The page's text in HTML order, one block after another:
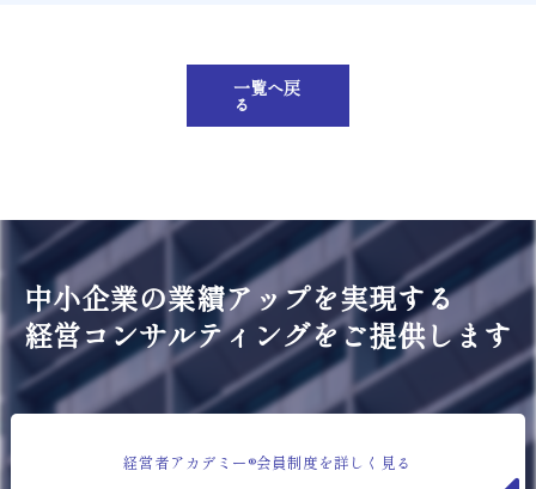
一覧へ戻
る
中小企業の業績アップを実現する
経営コンサルティングをご提供します
経営者アカデミー®会員制度を詳しく見る